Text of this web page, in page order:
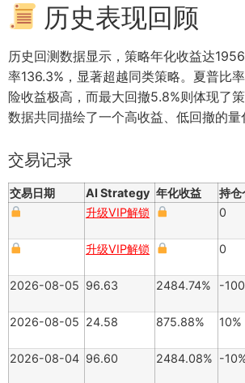
历史表现回顾
历史回测数据显示，策略年化收益达
率136.3%，显著超越同类策略。夏普比
险收益极高，而最大回撤5.8%则体现了
数据共同描绘了一个高收益、低回撤的量
交易记录
交易日期 AI Strategy 年化收益 持仓
升级VIP解锁
0
升级VIP解锁
0
2026-08-05 96.63 2484.74% -
2026-08-05 24.58 875.88% 10%
2026-08-04 96.60 2484.08% -